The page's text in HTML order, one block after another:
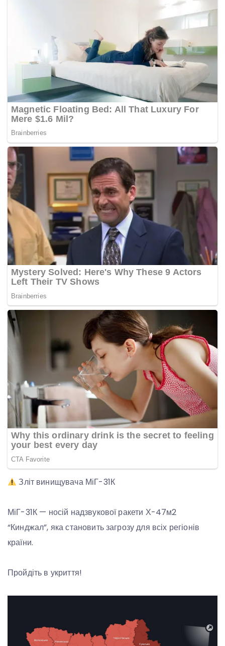
Зліт винищувача МіГ-31К
МіГ-31К — носій надзвукової ракети Х-47м2
“Кинджал”, яка становить загрозу для всіх регіонів
країни.
Пройдіть в укриття!